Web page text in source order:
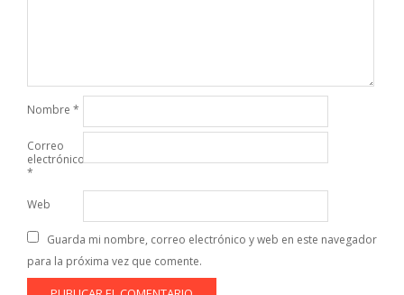
Nombre *
Correo
electrónico
*
Web
Guarda mi nombre, correo electrónico y web en este navegador
para la próxima vez que comente.